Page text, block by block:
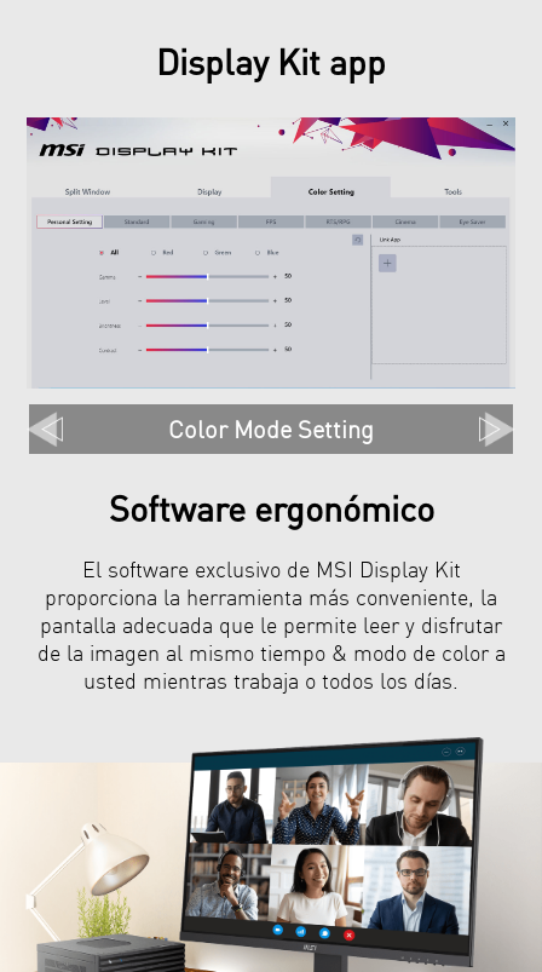
Display Kit app
Split Window
Software ergonómico
El software exclusivo de MSI Display Kit
proporciona la herramienta más conveniente, la
pantalla adecuada que le permite leer y disfrutar
de la imagen al mismo tiempo & modo de color a
usted mientras trabaja o todos los días.